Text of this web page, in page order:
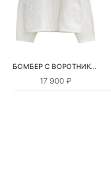
БОМБЕР С ВОРОТНИКОМ-СТОЙКОЙ
17 900 ₽